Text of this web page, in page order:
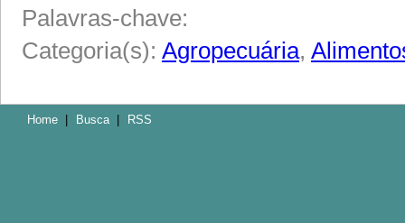
Palavras-chave:
Categoria(s): Agropecuária,
Home Busca RSS